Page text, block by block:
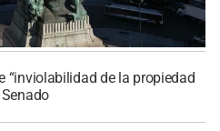
“inviolabilidad de la propiedad